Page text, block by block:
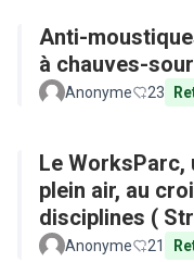
Anti-
à chauves-
Anonyme 23
Le WorksParc,
plein air, au
disciplines (
Parkour)
Anonyme 21